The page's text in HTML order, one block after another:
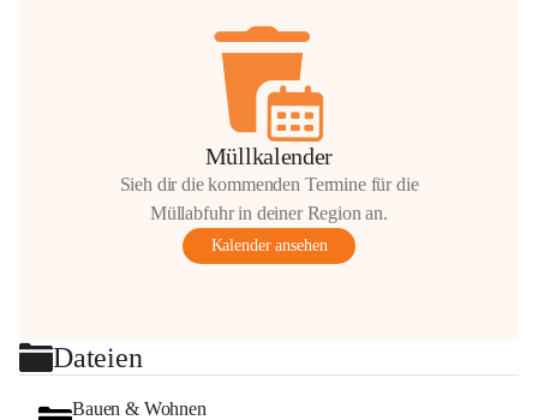
Müllkalender
Sieh dir die kommenden Termine für die
Müllabfuhr in deiner Region an.
Kalender ansehen
Dateien
Bauen & Wohnen